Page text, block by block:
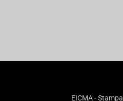
EICMA - Stampa